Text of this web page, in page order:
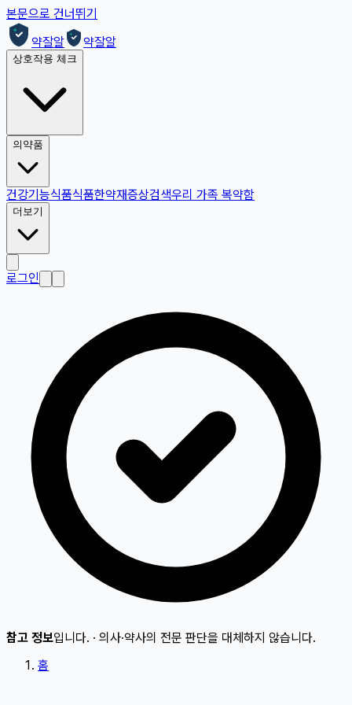
본문으로 건너뛰기
약잘알
약잘알
상호작용 체크
의약품
건강기능식품식품한약재증상검색우리 가족 복약함
더보기
로그인
참고 정보입니다. · 의사·약사의 전문 판단을 대체하지 않습니다.
홈